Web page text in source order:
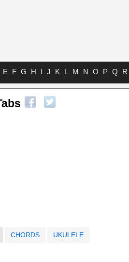
E F G H I J K L M N O P Q R
CHORDS UKULELE